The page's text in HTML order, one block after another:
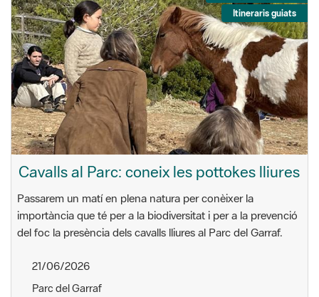
Itineraris guiats
Cavalls al Parc: coneix les pottokes lliures
Passarem un matí en plena natura per conèixer la
importància que té per a la biodiversitat i per a la prevenció
del foc la presència dels cavalls lliures al Parc del Garraf.
21/06/2026
Parc del Garraf